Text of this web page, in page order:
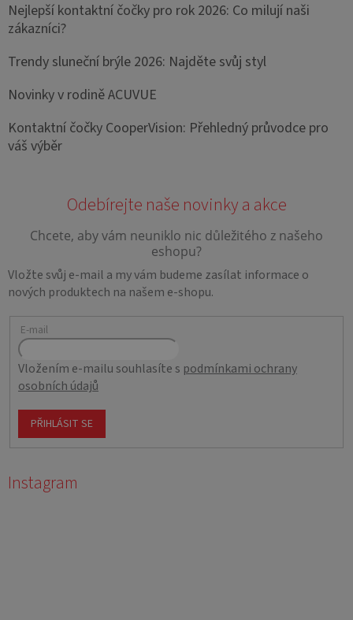
Nejlepší kontaktní čočky pro rok 2026: Co milují naši
zákazníci?
Trendy sluneční brýle 2026: Najděte svůj styl
Novinky v rodině ACUVUE
Kontaktní čočky CooperVision: Přehledný průvodce pro
váš výběr
Vložte svůj e-mail a my vám budeme zasílat informace o
nových produktech na našem e-shopu.
E-mail
Vložením e-mailu souhlasíte s podmínkami ochrany
osobních údajů
PŘIHLÁSIT SE
Instagram